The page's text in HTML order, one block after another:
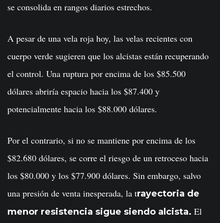
se consolida en rangos diarios estrechos.
A pesar de una vela roja hoy, las velas recientes con
cuerpo verde sugieren que los alcistas están recuperando
el control. Una ruptura por encima de los $85.500
dólares abriría espacio hacia los $87.400 y
potencialmente hacia los $88.000 dólares.
Por el contrario, si no se mantiene por encima de los
$82.680 dólares, se corre el riesgo de un retroceso hacia
los $80.000 y los $77.900 dólares. Sin embargo, salvo
una presión de venta inesperada, la trayectoria de
menor resistencia sigue siendo alcista. El